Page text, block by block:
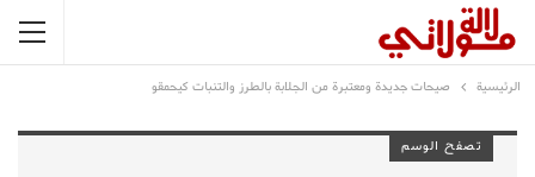
الرئيسية صيحات جديدة ومعتبرة من الجلابة بالطرز والتنبات كيحمقو
تصفح الوسم